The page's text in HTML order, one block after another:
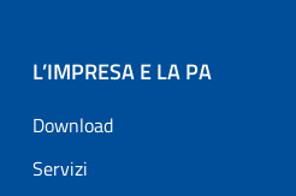
L’IMPRESA E LA PA
Download
Servizi